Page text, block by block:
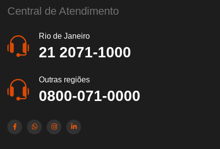
Central de Atendimento
Rio de Janeiro
21 2071-1000
Outras regiões
0800-071-0000